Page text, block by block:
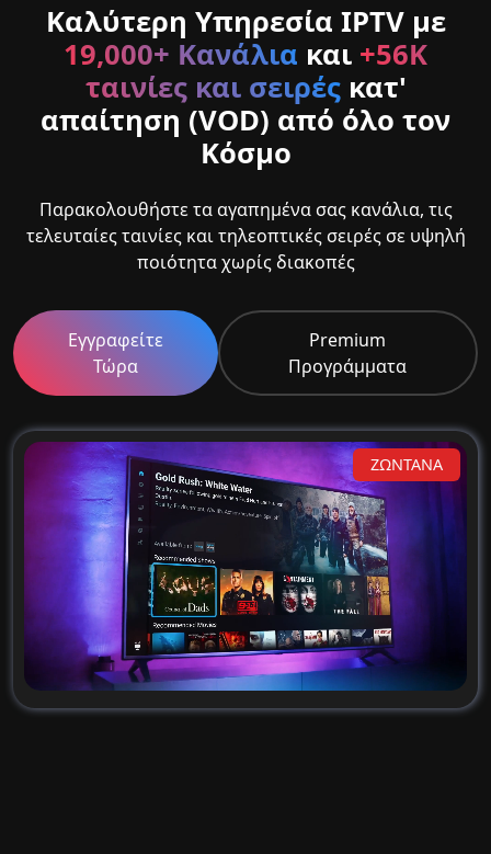
Καλύτερη Υπηρεσία IPTV με
19,000+ Κανάλια και +56K
ταινίες και σειρέςκατ'
απαίτηση (VOD) από όλο τον
Κόσμο
Παρακολουθήστε τα αγαπημένα σας κανάλια, τις
τελευταίες ταινίες και τηλεοπτικές σειρές σε υψηλή
ποιότητα χωρίς διακοπές
Εγγραφείτε
Τώρα
Premium
Προγράμματα
ΖΩΝΤΑΝΑ